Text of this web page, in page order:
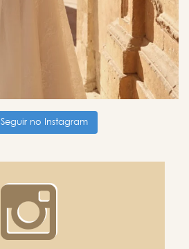
Seguir no Instagram